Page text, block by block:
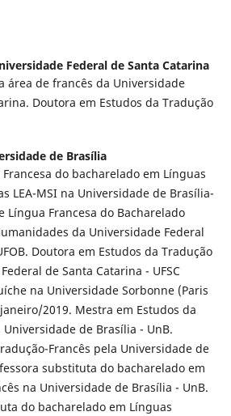
Federal de Santa Catarina
área de francês da Universidade
Doutora em Estudos da Tradução
de Brasília
do bacharelado em Línguas
LEA-MSI na Universidade de Brasília-
Língua Francesa do Bacharelado
da Universidade Federal
Doutora em Estudos da Tradução
de Santa Catarina - UFSC
na Universidade Sorbonne (Paris
2019. Mestra em Estudos da
Universidade de Brasília - UnB.
Francês pela Universidade de
substituta do bacharelado em
na Universidade de Brasília - UnB.
do bacharelado em Línguas